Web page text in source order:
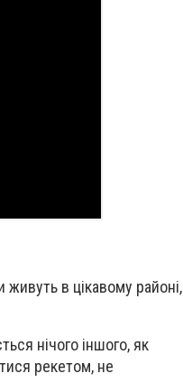
живуть в цікавому районі,
нічого іншого, як
рекетом, не